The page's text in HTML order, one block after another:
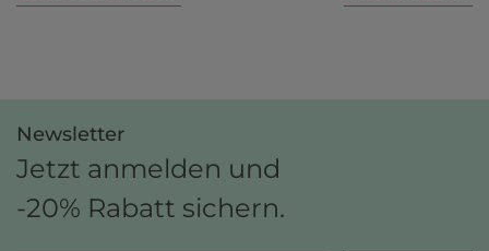
Newsletter
Jetzt anmelden und
-20% Rabatt sichern.